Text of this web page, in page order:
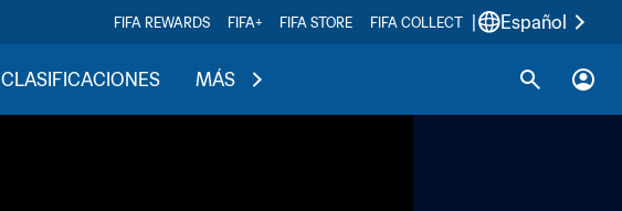
FIFA REWARDS FIFA+ FIFA STORE FIFA COLLECT Español
CLASIFICACIONES MÁS